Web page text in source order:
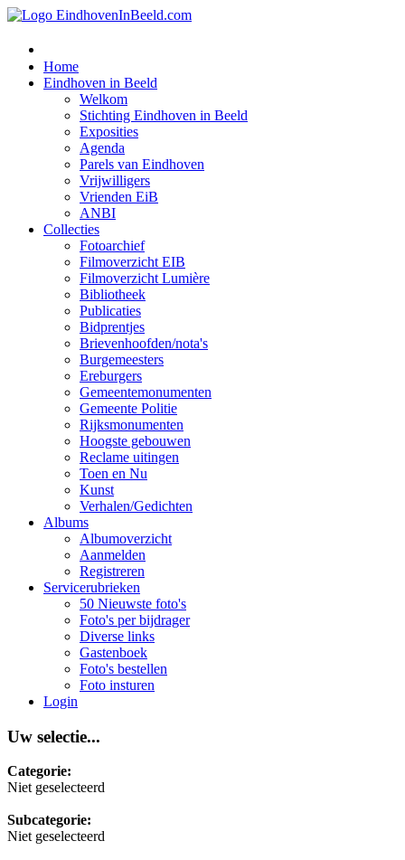
Home
Eindhoven in Beeld
Welkom
Stichting Eindhoven in Beeld
Exposities
Agenda
Parels van Eindhoven
Vrijwilligers
Vrienden EiB
ANBI
Collecties
Fotoarchief
Filmoverzicht EIB
Filmoverzicht Lumière
Bibliotheek
Publicaties
Bidprentjes
Brievenhoofden/nota's
Burgemeesters
Ereburgers
Gemeentemonumenten
Gemeente Politie
Rijksmonumenten
Hoogste gebouwen
Reclame uitingen
Toen en Nu
Kunst
Verhalen/Gedichten
Albums
Albumoverzicht
Aanmelden
Registreren
Servicerubrieken
50 Nieuwste foto's
Foto's per bijdrager
Diverse links
Gastenboek
Foto's bestellen
Foto insturen
Login
Uw selectie...
Categorie:
Niet geselecteerd
Subcategorie:
Niet geselecteerd